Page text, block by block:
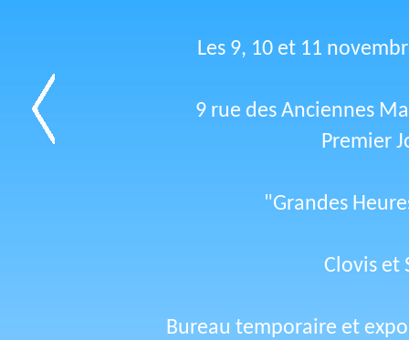
Les 9, 10 et 11
9 rue des Anciennes
Premier
"Grandes
Clovis et
Bureau temporaire et